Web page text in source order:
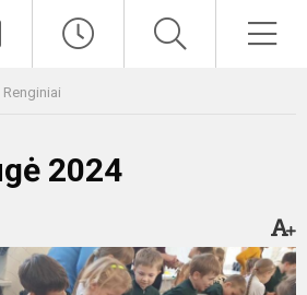
Renginiai
2024